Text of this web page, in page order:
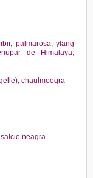
palmarosa, ylang
de Himalaya,
chaulmoogra
neagra